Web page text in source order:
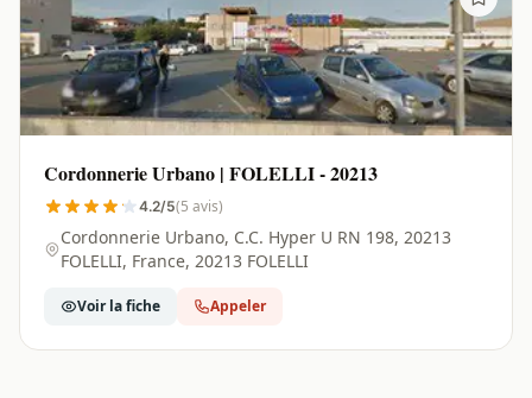
Cordonnerie Urbano | FOLELLI - 20213
4.2/5(5 avis)
Cordonnerie Urbano, C.C. Hyper U RN 198, 20213
FOLELLI, France, 20213 FOLELLI
Voir la fiche Appeler